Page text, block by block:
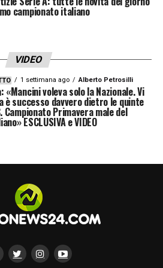
NOSTRE TOP NEWS
campionato italiano
VIDEO
1 settimana ago Alberto Petrosilli
«Mancini voleva solo la Nazionale. Vi
è successo davvero dietro le quinte
Campionato Primavera male del
ESCLUSIVA e VIDEO